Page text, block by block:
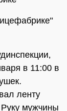
в 11:00 в
ленту
мужчины